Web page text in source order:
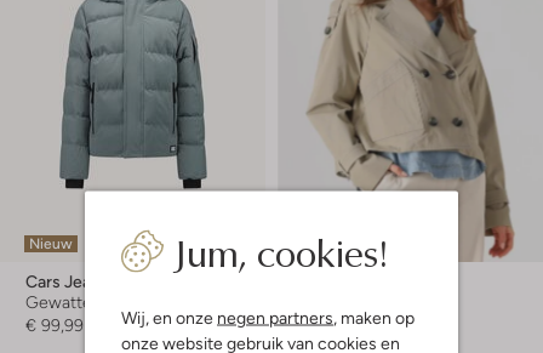
Jum, cookies!
Wij, en onze negen partners , maken op
onze website gebruik van cookies en
Nieuw
Cars Jeans
Gewatteerde jas
€ 99,99
-60%
€ 199,99 € 79,99